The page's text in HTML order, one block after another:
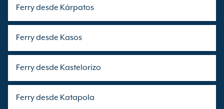
Ferry desde Kárpatos
Ferry desde Kasos
Ferry desde Kastelorizo
Ferry desde Katapola